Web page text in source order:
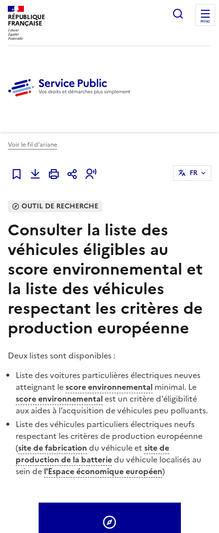
RÉPUBLIQUE
FRANÇAISE
Ouvrir
MENU
Voir le fil d'ariane
Ajouter à mes favoris
FR
OUTIL DE RECHERCHE
Consulter la liste des
véhicules éligibles au
score environnemental et
la liste des véhicules
respectant les critères de
production européenne
Deux listes sont disponibles :
Liste des voitures particulières électriques neuves
atteignant lescore environnemental minimal. Le
score environnementalest un critère d'éligibilité
aux aides à l’acquisition de véhicules peu polluants.
Liste des véhicules particuliers électriques neufs
respectant les critères de production européenne
(site de fabrication du véhicule et site de
production de la batteriedu véhicule localisés au
sein de l'Espace économique européen)